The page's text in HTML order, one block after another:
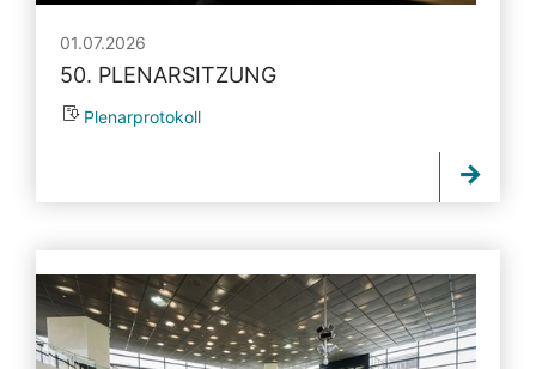
01.07.2026
50. PLENARSITZUNG
Plenarprotokoll